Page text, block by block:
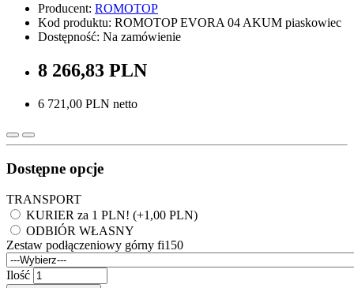
Producent: ROMOTOP
Kod produktu: ROMOTOP EVORA 04 AKUM piaskowiec
Dostępność: Na zamówienie
8 266,83 PLN
6 721,00 PLN netto
Dostępne opcje
TRANSPORT
KURIER za 1 PLN! (+1,00 PLN)
ODBIÓR WŁASNY
Zestaw podłączeniowy górny fi150
Ilość